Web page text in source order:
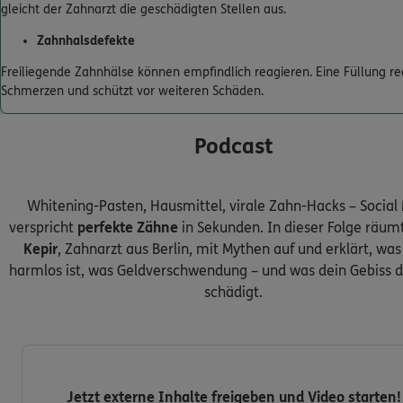
gleicht der Zahnarzt die geschädigten Stellen aus.
Zahnhalsdefekte
Freiliegende Zahnhälse können empfindlich reagieren. Eine Füllung
Schmerzen und schützt vor weiteren Schäden.
Podcast
Whitening-Pasten, Hausmittel, virale Zahn-Hacks – Social
verspricht perfekte Zähne in Sekunden. In dieser Folge
Kepir, Zahnarzt aus Berlin, mit Mythen auf und erklärt,
harmlos ist, was Geldverschwendung – und was dein Gebiss
schädigt.
Jetzt externe Inhalte freigeben und Video starten!